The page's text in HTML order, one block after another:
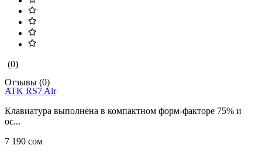
(0)
Отзывы (0)
ATK RS7 Air
Клавиатура выполнена в компактном форм-факторе 75% и
ос...
7 190 сом